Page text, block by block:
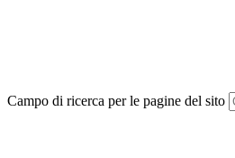
Campo di ricerca per le pagine del sito